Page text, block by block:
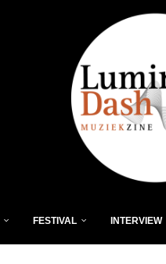
FESTIVAL INTERVIEW